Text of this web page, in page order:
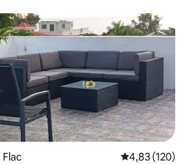
Évaluation
4,83 (120)